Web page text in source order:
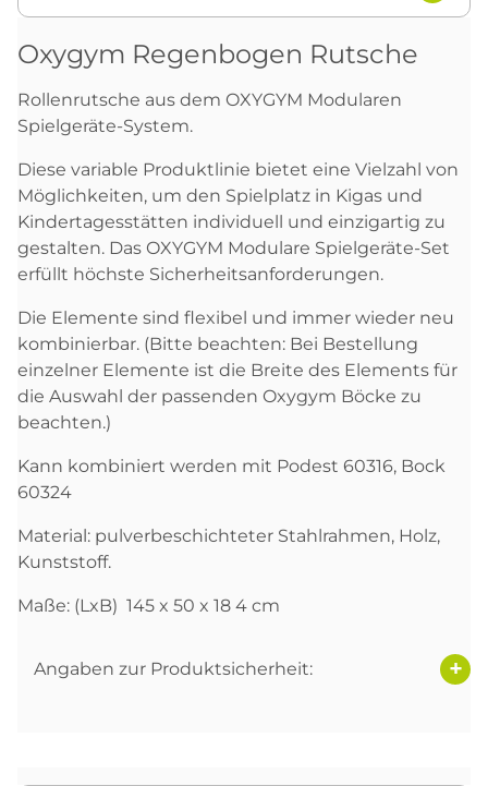
Oxygym Regenbogen Rutsche
Rollenrutsche aus dem OXYGYM Modularen
Spielgeräte-System.
Diese variable Produktlinie bietet eine Vielzahl von
Möglichkeiten, um den Spielplatz in Kigas und
Kindertagesstätten individuell und einzigartig zu
gestalten. Das OXYGYM Modulare Spielgeräte-Set
erfüllt höchste Sicherheitsanforderungen.
Die Elemente sind flexibel und immer wieder neu
kombinierbar. (Bitte beachten: Bei Bestellung
einzelner Elemente ist die Breite des Elements für
die Auswahl der passenden Oxygym Böcke zu
beachten.)
Kann kombiniert werden mit Podest 60316, Bock
60324
Material: pulverbeschichteter Stahlrahmen, Holz,
Kunststoff.
Maße: (LxB) 145 x 50 x 18 4 cm
Angaben zur Produktsicherheit: